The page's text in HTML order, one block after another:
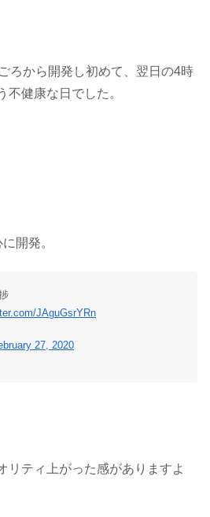
ろから開発し初めて、翌日の4時
不健康な日でした。
開発。
JAguGsrYRn
27, 2020
リティ上がった感がありますよ